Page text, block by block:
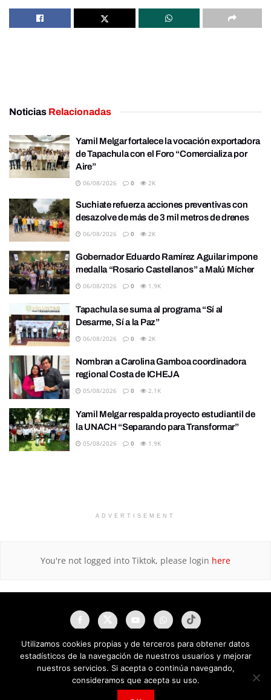
Noticias Relacionadas
Yamil Melgar fortalece la vocación exportadora
de Tapachula con el Foro “Comercializa por
Aire”
06/08/2026 0 2K
Suchiate refuerza acciones preventivas con
desazolve de más de 3 mil metros de drenes
06/08/2026 0 2K
Gobernador Eduardo Ramírez Aguilar impone
medalla “Rosario Castellanos” a Malú Mícher
06/08/2026 0 1.9K
Tapachula se suma al programa “Sí al
Desarme, Sí a la Paz”
06/08/2026 0 2K
Nombran a Carolina Gamboa coordinadora
regional Costa de ICHEJA
05/08/2026 0 2.1K
Yamil Melgar respalda proyecto estudiantil de
la UNACH “Separando para Transformar”
05/08/2026 0 1.9K
ADVERTISEMENT
You're not logged into Tiktok, please login here
Utilizamos cookies propias y de terceros para obtener datos
estadísticos de la navegación de nuestros usuarios y mejorar
nuestros servicios. Si acepta o continúa navegando,
consideramos que acepta su uso.